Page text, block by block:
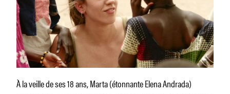
À la veille de ses 18 ans, Marta (étonnante Elena Andrada)